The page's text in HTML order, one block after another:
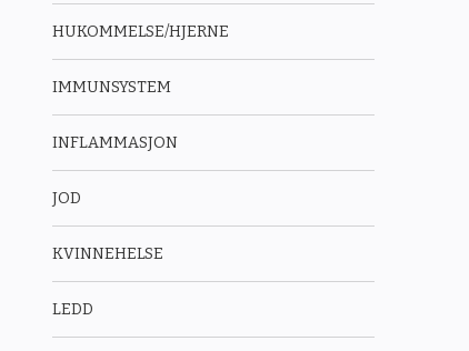
HUKOMMELSE/HJERNE
IMMUNSYSTEM
INFLAMMASJON
JOD
KVINNEHELSE
LEDD